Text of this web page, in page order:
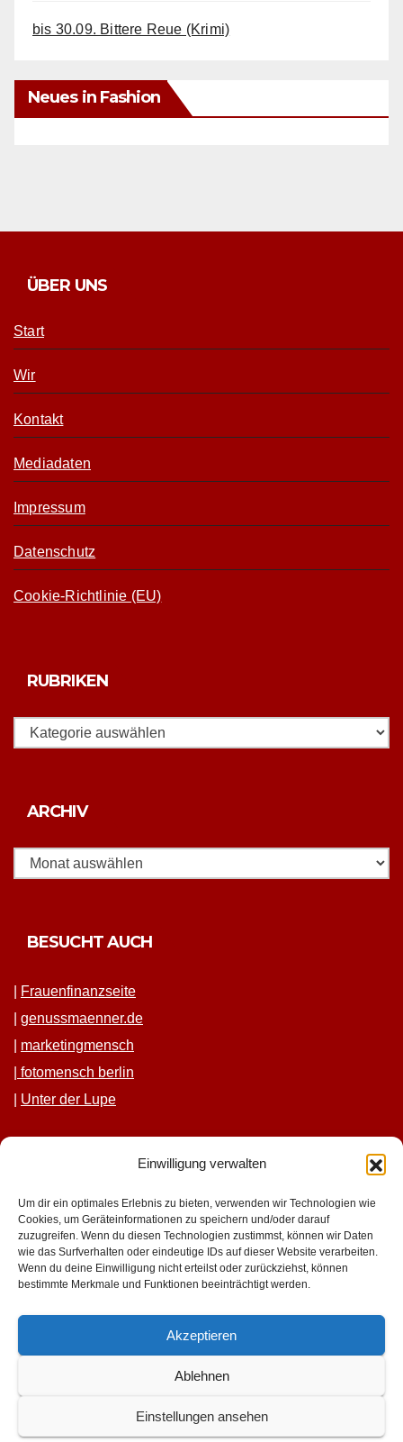
Einwilligung verwalten
Um dir ein optimales Erlebnis zu bieten, verwenden wir Technologien wie
Cookies, um Geräteinformationen zu speichern und/oder darauf
zuzugreifen. Wenn du diesen Technologien zustimmst, können wir Daten
wie das Surfverhalten oder eindeutige IDs auf dieser Website verarbeiten.
Wenn du deine Einwilligung nicht erteilst oder zurückziehst, können
bestimmte Merkmale und Funktionen beeinträchtigt werden.
Akzeptieren
Ablehnen
Einstellungen ansehen
bis 30.09. Bittere Reue (Krimi)
Neues in Fashion
ÜBER UNS
Start
Wir
Kontakt
Mediadaten
Impressum
Datenschutz
Cookie-Richtlinie (EU)
RUBRIKEN
Rubriken
ARCHIV
BESUCHT AUCH
Frauen­fi­nanz­seite
genussmaenner.de
mar­ket­ing­men­sch
fotomen­sch berlin
Unter der Lupe
geniesserinnen.de